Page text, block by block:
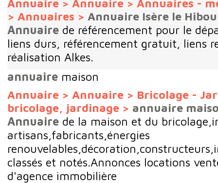
Annuaire > Annuaire > Annuaires -
> Annuaires > Annuaire Isère le
Annuaire de référencement pour le
liens durs, référencement gratuit, liens
réalisation Alkes.
annuaire maison
Annuaire > Annuaire > Bricolage -
bricolage, jardinage > annuaire
Annuaire de la maison et du
artisans,fabricants,énergies
classés et notés.Annonces locations
d'agence immobilière